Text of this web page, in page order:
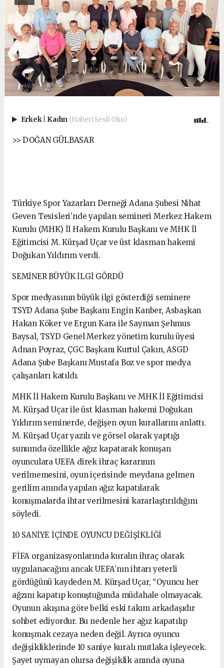
Erkek Kadın (Haberi Sesli Oku)
>> DOĞAN GÜLBASAR
Türkiye Spor Yazarları Derneği Adana Şubesi Nihat
Geven Tesisleri’nde yapılan semineri Merkez Hakem
Kurulu (MHK) İl Hakem Kurulu Başkanı ve MHK İl
Eğitimcisi M. Kürşad Uçar ve üst klasman hakemi
Doğukan Yıldırım verdi.
SEMİNER BÜYÜK İLGİ GÖRDÜ
Spor medyasının büyük ilgi gösterdiği seminere
TSYD Adana Şube Başkanı Engin Kanber, Asbaşkan
Hakan Köker ve Ergun Kara ile Sayman Şehmus
Baysal, TSYD Genel Merkez yönetim kurulu üyesi
Adnan Poyraz, ÇGC Başkanı Kurtul Çakın, ASGD
Adana Şube Başkanı Mustafa Boz ve spor medya
çalışanları katıldı.
MHK İl Hakem Kurulu Başkanı ve MHK İl Eğitimcisi
M. Kürşad Uçar ile üst klasman hakemi Doğukan
Yıldırım seminerde, değişen oyun kurallarını anlattı.
M. Kürşad Uçar yazılı ve görsel olarak yaptığı
sunumda özellikle ağız kapatarak konuşan
oyunculara UEFA direk ihraç kararının
verilmemesini, oyun içerisinde meydana gelmen
gerilim anında yapılan ağız kapatılarak
konuşmalarda ihtar verilmesini kararlaştırıldığını
söyledi.
10 SANİYE İÇİNDE OYUNCU DEĞİŞİKLİĞİ
FİFA organizasyonlarında kuralın ihraç olarak
uygulanacağını ancak UEFA’nın ihtarı yeterli
gördüğünü kaydeden M. Kürşad Uçar, “Oyuncu her
ağzını kapatıp konuştuğunda müdahale olmayacak.
Oyunun akışına göre belki eski takım arkadaşıdır
sohbet ediyordur. Bu nedenle her ağız kapatılıp
konuşmak cezaya neden değil. Ayrıca oyuncu
değişikliklerinde 10 saniye kuralı mutlaka işleyecek.
Şayet uymayan olursa değişiklik anında oyuna